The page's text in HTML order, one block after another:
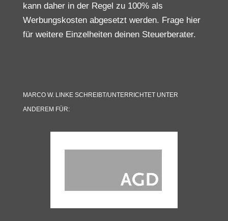
kann daher in der Regel zu 100% als
Werbungskosten abgesetzt werden. Frage hier
für weitere Einzelheiten deinen Steuerberater.
MARCO W. LINKE SCHREIBT/UNTERRICHTET UNTER
ANDEREM FÜR: